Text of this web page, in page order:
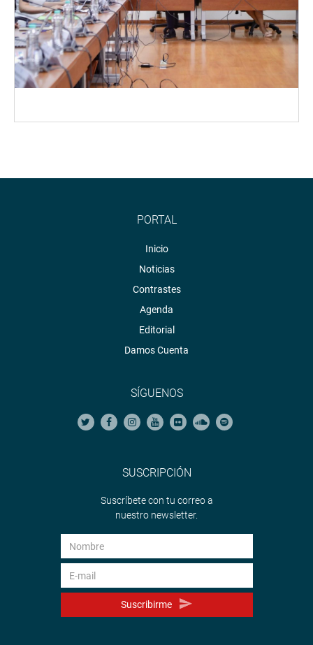
PORTAL
Inicio
Noticias
Contrastes
Agenda
Editorial
Damos Cuenta
SÍGUENOS
SUSCRIPCIÓN
Suscríbete con tu correo a
nuestro newsletter.
Suscribirme